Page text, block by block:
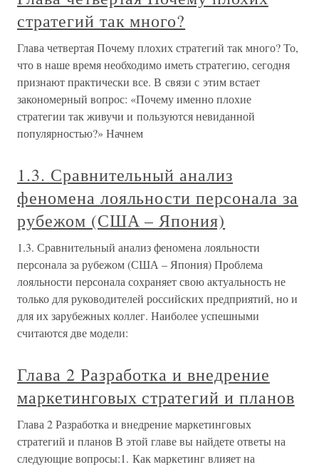
стратегий так много?
Глава четвертая Почему плохих стратегий так много? То,
что в наше время необходимо иметь стратегию, сегодня
признают практически все. В связи с этим встает
закономерный вопрос: «Почему именно плохие
стратегии так живучи и пользуются невиданной
популярностью?» Начнем
1.3. Сравнительный анализ
феномена лояльности персонала за
рубежом (США – Япония)
1.3. Сравнительный анализ феномена лояльности
персонала за рубежом (США – Япония) Проблема
лояльности персонала сохраняет свою актуальность не
только для руководителей российских предприятий, но и
для их зарубежных коллег. Наиболее успешными
считаются две модели:
Глава 2 Разработка и внедрение
маркетинговых стратегий и планов
Глава 2 Разработка и внедрение маркетинговых
стратегий и планов В этой главе вы найдете ответы на
следующие вопросы:1. Как маркетинг влияет на